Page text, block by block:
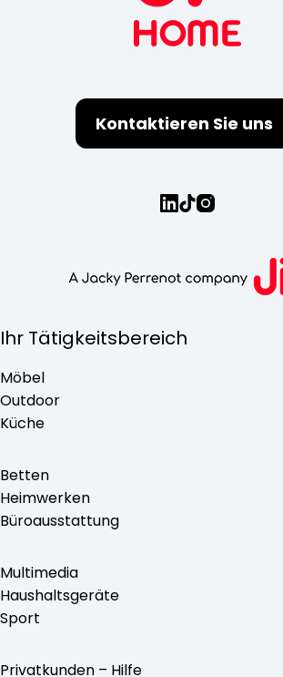
Kontaktieren Sie uns
Ihr Tätigkeitsbereich
Möbel
Outdoor
Küche
Betten
Heimwerken
Büroausstattung
Multimedia
Haushaltsgeräte
Sport
Privatkunden – Hilfe